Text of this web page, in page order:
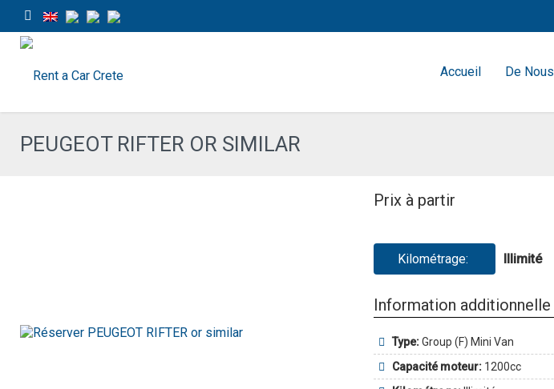
Accueil De Nous
PEUGEOT RIFTER OR SIMILAR
Prix à partir
Kilométrage: Illimité
Information additionnelle
Type:Group (F) Mini Van
Capacité moteur: 1200cc